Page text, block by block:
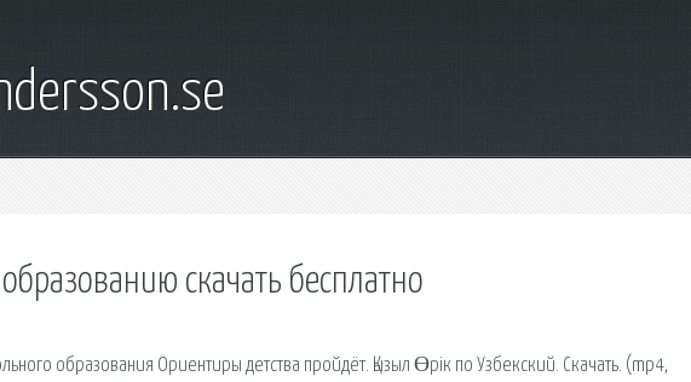
скачать бесплатно
образования Ориентиры детства пройдёт. Қызыл Өрік по Узбекский. Скачать. (mp4,